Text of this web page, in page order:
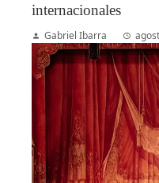
internacionales
Gabriel Ibarra